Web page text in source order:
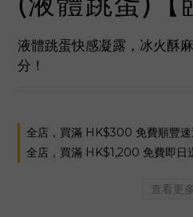
液體跳蛋快感凝露，冰火酥
分！
全店，買滿 HK$300 免費順豐速
全店，買滿 HK$1,200 免費即日
查看更多